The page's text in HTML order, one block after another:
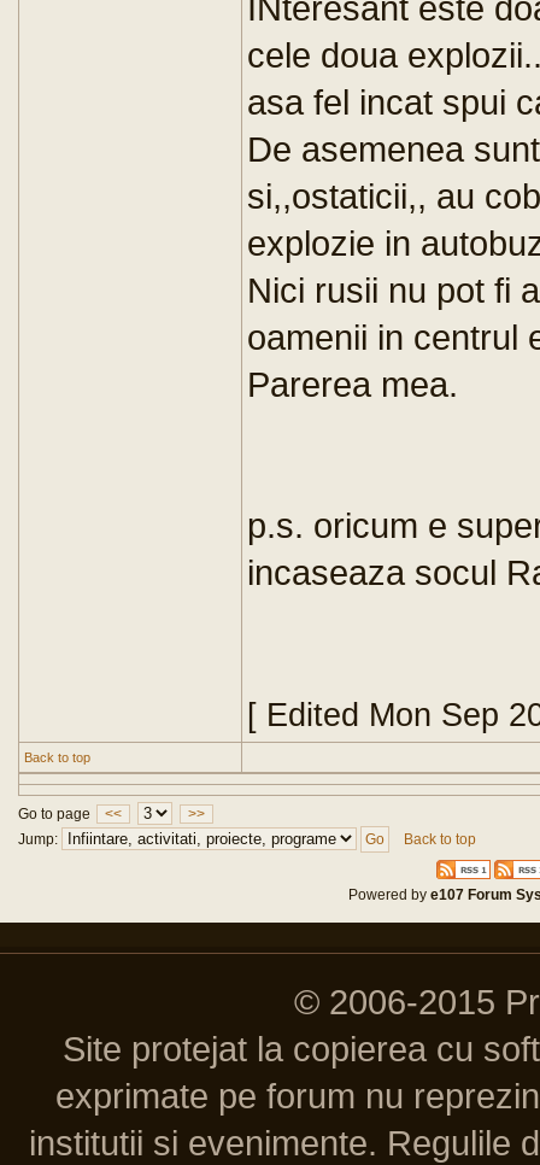
cele doua
asa fel incat spui
De asemenea
si,,ostaticii,, au
explozie in
Nici rusii nu pot fi
oamenii in centrul
Parerea mea.
p.s. oricum e
incaseaza socul
[ Edited Mon Sep
Back to top
Go to page <<
>>
Jump:
Back to top
Powered bye107 Forum
© 2006-2015
Site protejat la copierea cu
exprimate pe forum nu
institutii si evenimente. Regulile